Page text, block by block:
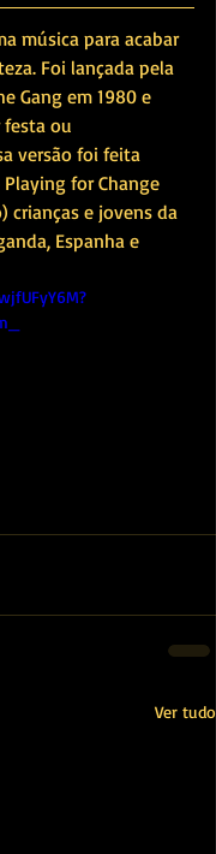
música para acabar
Foi lançada pela
Gang em 1980 e
festa ou
versão foi feita
for Change
crianças e jovens da
Espanha e
Ver tudo